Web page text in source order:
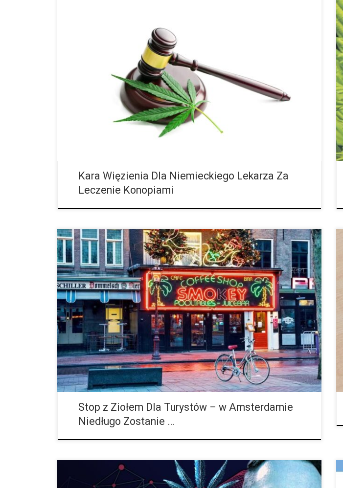
Negatywne Skutki Prohibicji Marihuany Od marca 2017 roku w Niemczech marihuana
jest dostępna do celów medycznych. Jednak dostępności medycznej marihuany stoi
na drodze wiele biurokratycznych przeszkód, a pacjenci chcący korzystać […]
Kara Więzienia Dla Niemieckiego Lekarza Za
Leczenie Konopiami
Stolica Holandii Amsterdam jest znana na całym świecie jako mekka palaczy
marihuany. Miłośnicy marihuany podróżują z całego świata, aby delektować się
zapasami marihuany w aż 166 coffeeshopach, które obecnie są […]
Stop z Ziołem Dla Turystów – w Amsterdamie
Niedługo Zostanie …